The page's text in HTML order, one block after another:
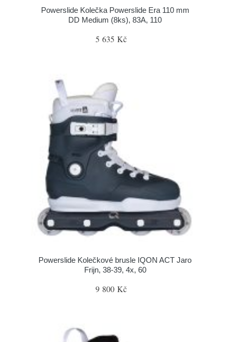
Powerslide Kolečka Powerslide Era 110 mm
DD Medium (8ks), 83A, 110
5 635 Kč
Powerslide Kolečkové brusle IQON ACT Jaro
Frijn, 38-39, 4x, 60
9 800 Kč